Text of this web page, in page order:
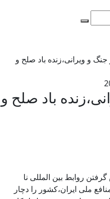
جنگ و ویرانی،زنده باد صلح و
باد صلح و
روابط بین المللی نا
ملی ایران،کشور را دچار